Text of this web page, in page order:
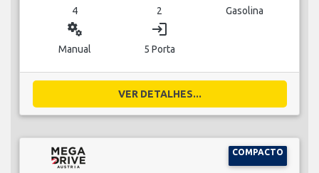
4 2 Gasolina
miscellaneous_services
Manual
login
5 Porta
VER DETALHES...
COMPACTO